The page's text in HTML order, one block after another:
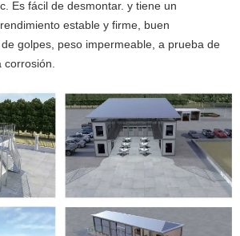
Es fácil de desmontar. y tiene un
estable y firme, buen
golpes, peso impermeable, a prueba de